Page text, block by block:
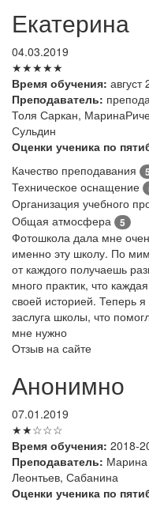
Екатерина
04.03.2019
★★★★★
Время обучения:
Преподаватель:
Толя Саркан,
Сульдин
Оценки ученика по
Качество преподавания
5
Техническое оснащение
Организация учебного
Общая атмосфера 5
Фотошкола дала мне
именно эту школу. По
от каждого получаешь
много практик, что
своей историей. Теперь
заслуга школы, что
мне нужно
Отзыв на сайте
Анонимно
07.01.2019
★★☆☆☆
Время обучения: 2018-
Преподаватель: Марина
Леонтьев, Сабанина
Оценки ученика по